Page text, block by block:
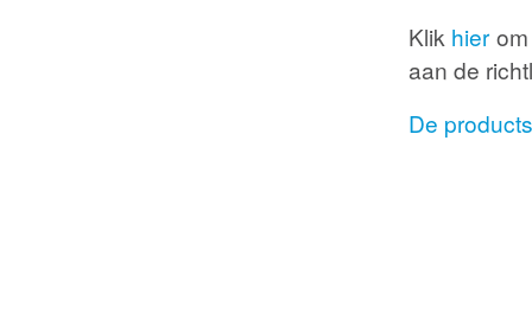
Klik hierom
aan de
De